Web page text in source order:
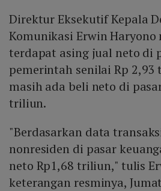
Direktur Eksekutif Kepala
Komunikasi Erwin Haryono
terdapat asing jual neto di
pemerintah senilai Rp
masih ada beli neto di
triliun.
"Berdasarkan data
nonresiden di pasar
neto Rp1,68 triliun," tulis
keterangan resminya,